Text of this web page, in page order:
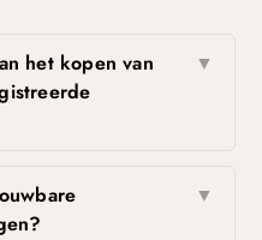
het kopen van
▼
▼